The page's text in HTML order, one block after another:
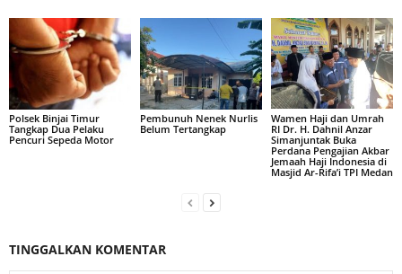
Polsek Binjai Timur
Tangkap Dua Pelaku
Pencuri Sepeda Motor
Pembunuh Nenek Nurlis
Belum Tertangkap
Wamen Haji dan Umrah
RI Dr. H. Dahnil Anzar
Simanjuntak Buka
Perdana Pengajian Akbar
Jemaah Haji Indonesia di
Masjid Ar-Rifa’i TPI Medan
TINGGALKAN KOMENTAR